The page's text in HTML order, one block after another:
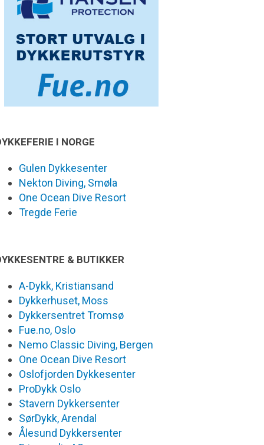
I NORGE
Gulen Dykkesenter
Nekton Diving, Smøla
One Ocean Dive Resort
Tregde Ferie
& BUTIKKER
A-Dykk, Kristiansand
Dykkerhuset, Moss
Dykkersentret Tromsø
Fue.no, Oslo
Nemo Classic Diving, Bergen
One Ocean Dive Resort
Oslofjorden Dykkesenter
ProDykk Oslo
Stavern Dykkersenter
SørDykk, Arendal
Ålesund Dykkersenter